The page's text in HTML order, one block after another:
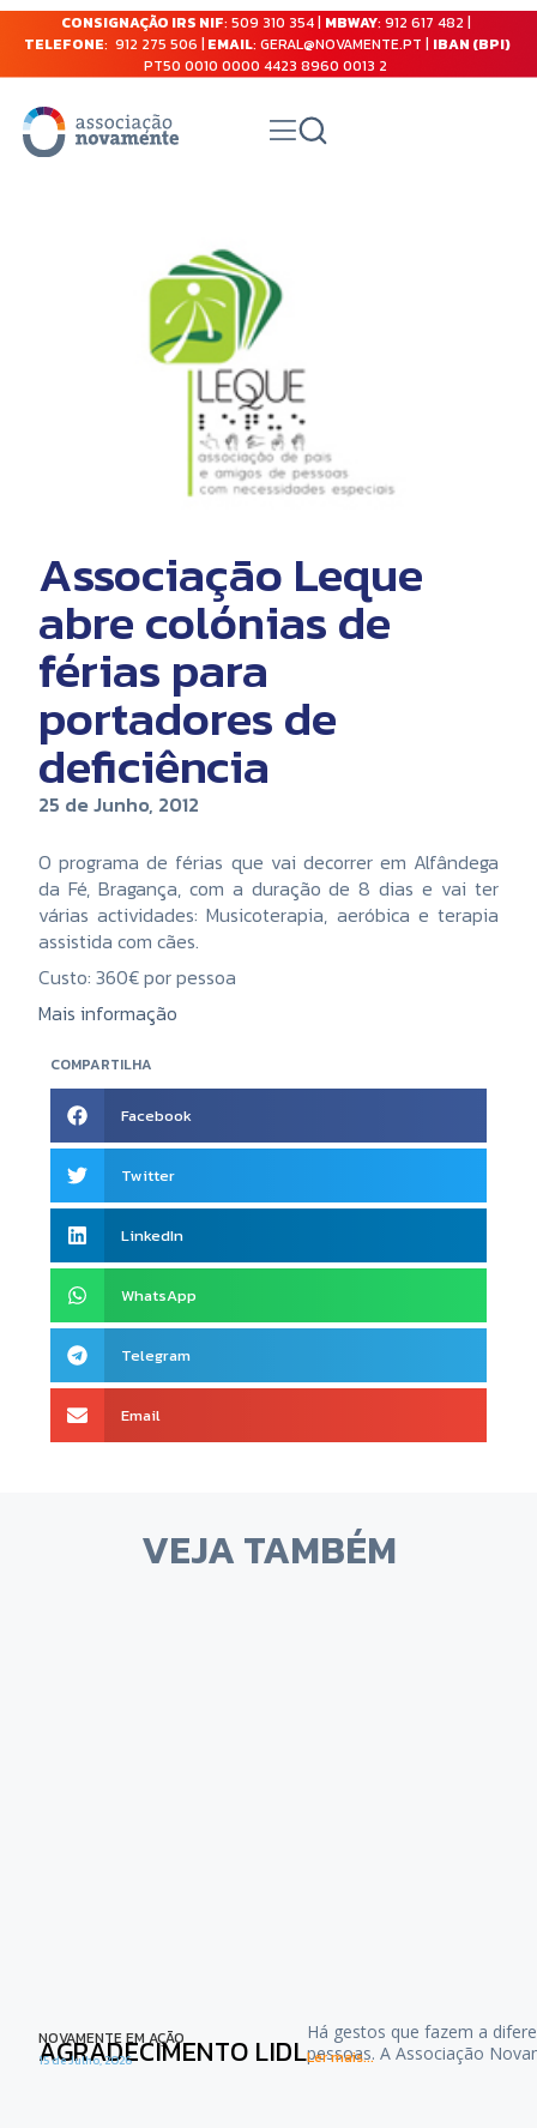
CONSIGNAÇÃO IRS NIF: 509 310 354 | MBWAY: 912 617 482 |
TELEFONE: 912 275 506 | EMAIL: GERAL@NOVAMENTE.PT | IBAN (BPI)
PT50 0010 0000 4423 8960 0013 2
COMPARTILHA
Facebook
Twitter
LinkedIn
WhatsApp
Telegram
Email
Associação Leque
abre colónias de
férias para
portadores de
deficiência
25 de Junho, 2012
O programa de férias que vai decorrer em Alfândega
da Fé, Bragança, com a duração de 8 dias e vai ter
várias actividades: Musicoterapia, aeróbica e terapia
assistida com cães.
Custo: 360€ por pessoa
Mais informação
VEJA TAMBÉM
NOVAMENTE EM AÇÃO
AGRADECIMENTO LIDL
15 de Julho, 2026
Há gestos que fazem a
pessoas. A Associação
Ler mais...